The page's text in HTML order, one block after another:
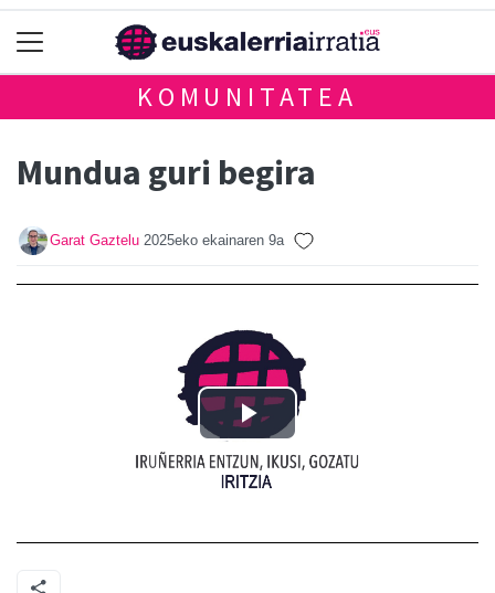
KOMUNITATEA
Mundua guri begira
Garat Gaztelu 2025eko ekainaren 9a